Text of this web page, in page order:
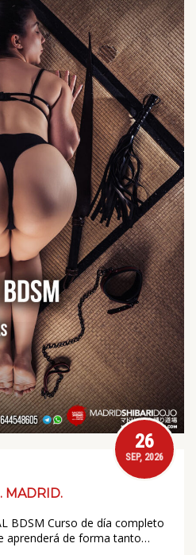
26
SEP, 2026
MADRID.
BDSM Curso de día completo
aprenderá de forma tanto…